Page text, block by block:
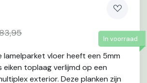
In voorraad
lamelparket vloer heeft een 5mm
eiken toplaag verlijmd op een
exterior. Deze planken zijn